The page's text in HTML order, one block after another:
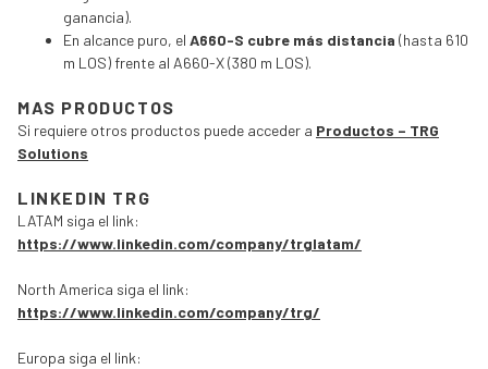
ganancia).
En alcance puro, el A660-S cubre más distancia (hasta 610
m LOS) frente al A660-X (380 m LOS).
MAS PRODUCTOS
Si requiere otros productos puede acceder a Productos – TRG
Solutions
LINKEDIN TRG
LATAM siga el link:
https://www.linkedin.com/company/trglatam/
North America siga el link:
https://www.linkedin.com/company/trg/
Europa siga el link: